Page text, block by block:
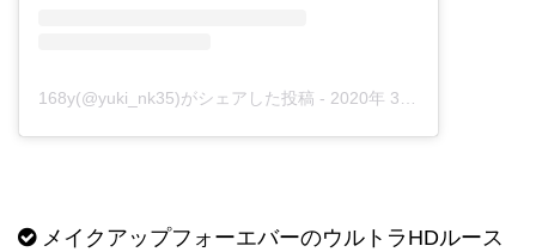
168y(@yuki_nk35)がシェアした投稿 - 2020年 3月月10日午前4時01分PDT
メイクアップフォーエバーのウルトラHDルース